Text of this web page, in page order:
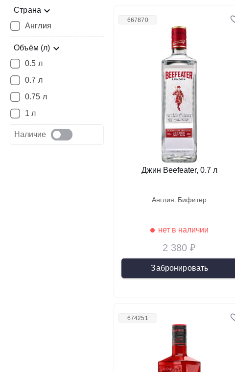
Страна
Англия
Объём (л)
0.5 л
0.7 л
0.75 л
1 л
Наличие
667870
2 380 ₽
Джин Beefeater, 0.7 л
англия бифитер
Забронировать
нет в наличии
674251